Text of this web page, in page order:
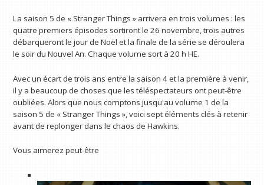
La saison 5 de « Stranger Things » arrivera en trois volumes : les
quatre premiers épisodes sortiront le 26 novembre, trois autres
débarqueront le jour de Noël et la finale de la série se déroulera
le soir du Nouvel An. Chaque volume sort à 20 h HE.
Avec un écart de trois ans entre la saison 4 et la première à venir,
il y a beaucoup de choses que les téléspectateurs ont peut-être
oubliées. Alors que nous comptons jusqu'au volume 1 de la
saison 5 de « Stranger Things », voici sept éléments clés à retenir
avant de replonger dans le chaos de Hawkins.
Vous aimerez peut-être